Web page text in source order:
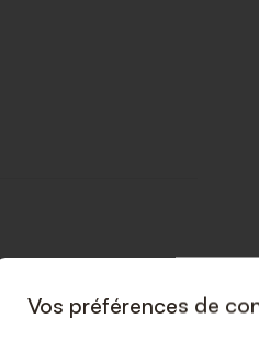
Vos préférences de